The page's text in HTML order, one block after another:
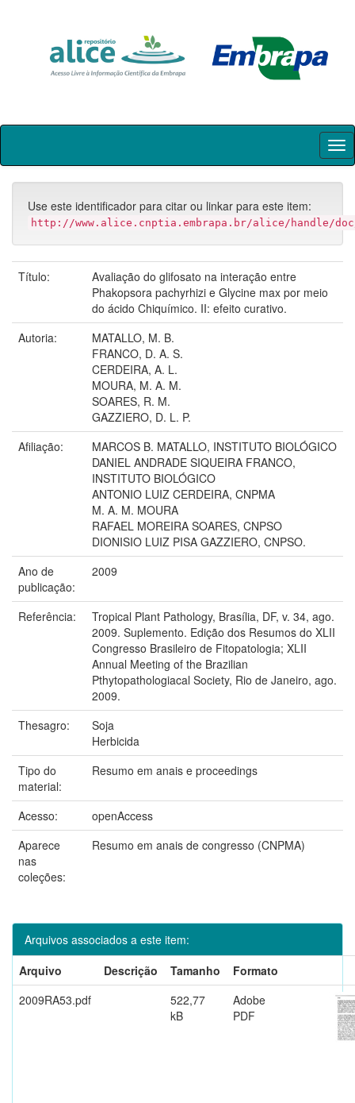
Skip
Use este identificador para citar ou linkar para este item:
http://www.alice.cnptia.embrapa.br/alice/handle/
Título:
Avaliação do glifosato na interação entre
Phakopsora pachyrhizi e Glycine max por meio
do ácido Chiquímico. II: efeito curativo.
Autoria:
MATALLO, M. B.
FRANCO, D. A. S.
CERDEIRA, A. L.
MOURA, M. A. M.
SOARES, R. M.
GAZZIERO, D. L. P.
Afiliação:
MARCOS B. MATALLO, INSTITUTO BIOLÓGICO
DANIEL ANDRADE SIQUEIRA FRANCO,
INSTITUTO BIOLÓGICO
ANTONIO LUIZ CERDEIRA, CNPMA
M. A. M. MOURA
RAFAEL MOREIRA SOARES, CNPSO
DIONISIO LUIZ PISA GAZZIERO, CNPSO.
Ano de
publicação:
2009
Referência:
Tropical Plant Pathology, Brasília, DF, v. 34, ago.
2009. Suplemento. Edição dos Resumos do XLII
Congresso Brasileiro de Fitopatologia; XLII
Annual Meeting of the Brazilian
Pthytopathologiacal Society, Rio de Janeiro, ago.
2009.
Thesagro:
Soja
Herbicida
Tipo do
material:
Resumo em anais e proceedings
Acesso:
openAccess
Aparece
nas
coleções:
Resumo em anais de congresso (CNPMA)
Arquivos associados a este item:
Arquivo
Descrição Tamanho
Formato
2009RA53.pdf
522,77
kB
Adobe
PDF